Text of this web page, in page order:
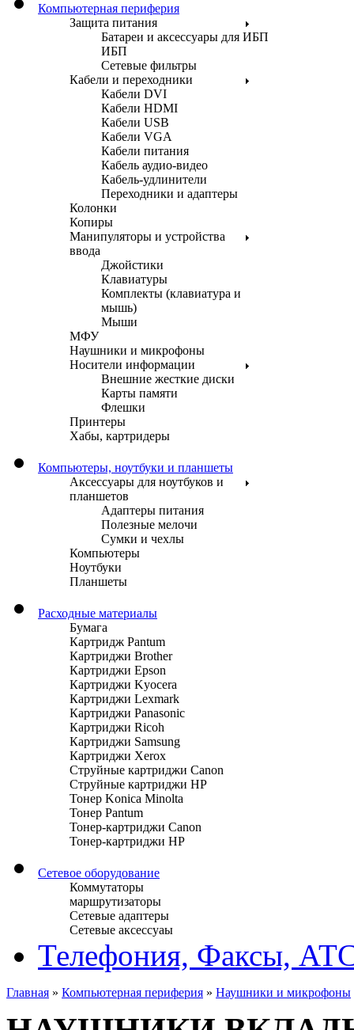
Компьютерная периферия
Защита питания
Батареи и аксессуары для ИБП
ИБП
Сетевые фильтры
Кабели и переходники
Кабели DVI
Кабели HDMI
Кабели USB
Кабели VGA
Кабели питания
Кабель аудио-видео
Кабель-удлинители
Переходники и адаптеры
Колонки
Копиры
Манипуляторы и устройства
ввода
Джойстики
Клавиатуры
Комплекты (клавиатура и
мышь)
Мыши
МФУ
Наушники и микрофоны
Носители информации
Внешние жесткие диски
Карты памяти
Флешки
Принтеры
Хабы, картридеры
Компьютеры, ноутбуки и планшеты
Аксессуары для ноутбуков и
планшетов
Адаптеры питания
Полезные мелочи
Сумки и чехлы
Компьютеры
Ноутбуки
Планшеты
Расходные материалы
Бумага
Картридж Pantum
Картриджи Brother
Картриджи Epson
Картриджи Kyocera
Картриджи Lexmark
Картриджи Panasonic
Картриджи Ricoh
Картриджи Samsung
Картриджи Xerox
Струйные картриджи Canon
Струйные картриджи HP
Тонер Konica Minolta
Тонер Pantum
Тонер-картриджи Canon
Тонер-картриджи HP
Сетевое оборудование
Коммутаторы
маршрутизаторы
Сетевые адаптеры
Сетевые аксессуаы
Телефония, Факсы,
Главная » Компьютерная периферия » Наушники и микрофоны